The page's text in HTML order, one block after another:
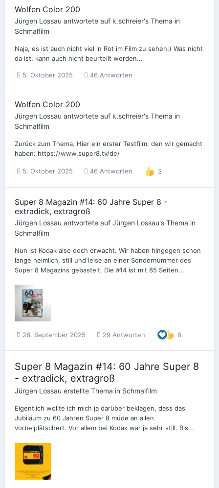
Wolfen Color 200
Jürgen Lossau antwortete auf k.schreier's Thema in
Schmalfilm
Naja, es ist auch nicht viel in Rot im Film zu sehen:) Was nicht
da ist, kann auch nicht beurteilt werden...
5. Oktober 2025 46 Antworten
Wolfen Color 200
Jürgen Lossau antwortete auf k.schreier's Thema in
Schmalfilm
Zurück zum Thema. Hier ein erster Testfilm, den wir gemacht
haben: https://www.super8.tv/de/
5. Oktober 2025 46 Antworten 3
Super 8 Magazin #14: 60 Jahre Super 8 -
extradick, extragroß
Jürgen Lossau antwortete auf Jürgen Lossau's Thema in
Schmalfilm
Nun ist Kodak also doch erwacht. Wir haben hingegen schon
lange heimlich, still und leise an einer Sondernummer des
Super 8 Magazins gebastelt. Die #14 ist mit 85 Seiten...
28. September 2025 29 Antworten 8
Super 8 Magazin #14: 60 Jahre Super 8
- extradick, extragroß
Jürgen Lossau erstellte Thema in Schmalfilm
Eigentlich wollte ich mich ja darüber beklagen, dass das
Jubiläum zu 60 Jahren Super 8 müde an allen
vorbeiplätschert. Vor allem bei Kodak war ja sehr still. Bis...